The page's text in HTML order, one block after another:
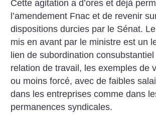
Cette agitation a d’ores et déjà
l’amendement Fnac et de revenir
dispositions durcies par le Sénat.
mis en avant par le ministre est un
lien de subordination
relation de travail, les exemples de
ou moins forcé, avec de faibles
dans les entreprises comme dans
permanences syndicales.